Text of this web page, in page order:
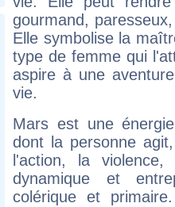
gourmand,
Elle symbolise la
type de femme qui
aspire à une
vie.
Mars est une
dont la personne
l'action, la
dynamique et
colérique et